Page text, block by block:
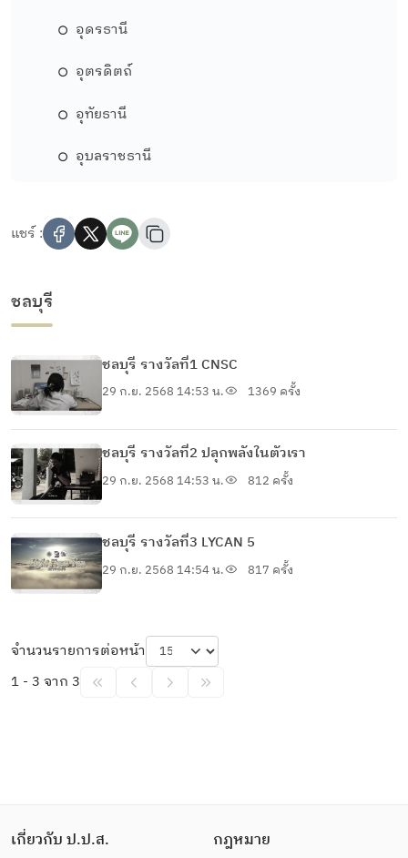
อุดรธานี
อุตรดิตถ์
อุทัยธานี
อุบลราชธานี
แชร์ :
ชลบุรี
ชลบุรี รางวัลที่1 CNSC
29 ก.ย. 2568 14:53 น. 1369 ครั้ง
ชลบุรี รางวัลที่2 ปลุกพลังในตัวเรา
29 ก.ย. 2568 14:53 น. 812 ครั้ง
ชลบุรี รางวัลที่3 LYCAN 5
29 ก.ย. 2568 14:54 น. 817 ครั้ง
จำนวนรายการต่อหน้า
1 - 3 จาก 3
เกี่ยวกับ ป.ป.ส. กฎหมาย